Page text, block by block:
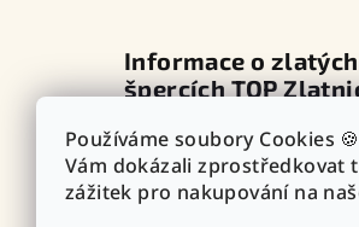
Používáme soubory Cookies
Vám dokázali zprostředkovat
zážitek pro nakupování na
Informace o zlatých
špercích TOP
Průvodce
náušnic